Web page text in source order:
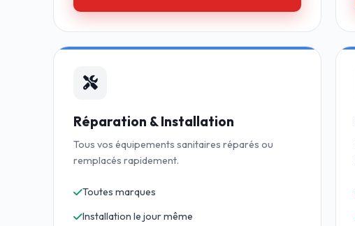
Réparation & Installation
Tous vos équipements sanitaires réparés ou
remplacés rapidement.
Toutes marques
Installation le jour même